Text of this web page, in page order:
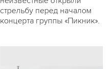
стрельбу перед началом
концерта группы «Пикник».